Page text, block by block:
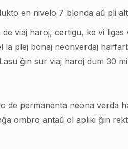
en nivelo 7 blonda aŭ pli
viaj haroj, certigu, ke vi
la plej bonaj neonverdaj
ĝin sur viaj haroj dum 30
de permanenta neona
ombro antaŭ ol apliki ĝin